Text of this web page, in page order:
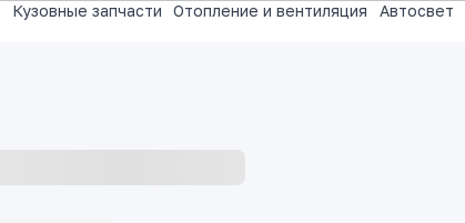
Кузовные запчасти Отопление и вентиляция Автосвет